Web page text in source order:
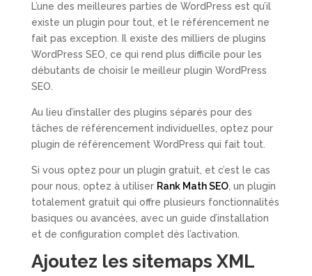
L’une des meilleures parties de WordPress est qu’il
existe un plugin pour tout, et le référencement ne
fait pas exception. Il existe des milliers de plugins
WordPress SEO, ce qui rend plus difficile pour les
débutants de choisir le meilleur plugin WordPress
SEO.
Au lieu d’installer des plugins séparés pour des
tâches de référencement individuelles, optez pour
plugin de référencement WordPress qui fait tout.
Si vous optez pour un plugin gratuit, et c’est le cas
pour nous, optez à utiliser Rank Math SEO, un plugin
totalement gratuit qui offre plusieurs fonctionnalités
basiques ou avancées, avec un guide d’installation
et de configuration complet dès l’activation.
Ajoutez les sitemaps XML